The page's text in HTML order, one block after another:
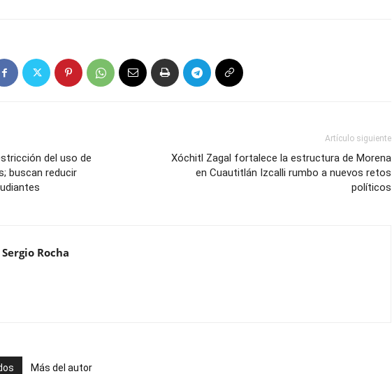
del uso de
buscan reducir
Artículo siguiente
Xóchitl Zagal fortalece la estructura de Morena
en Cuautitlán Izcalli rumbo a nuevos retos
políticos
Sergio Rocha
Más del autor